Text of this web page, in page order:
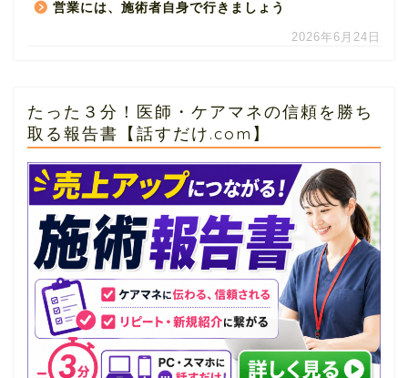
営業には、施術者自身で行きましょう
2026年6月24日
たった３分！医師・ケアマネの信頼を勝ち
取る報告書【話すだけ.com】